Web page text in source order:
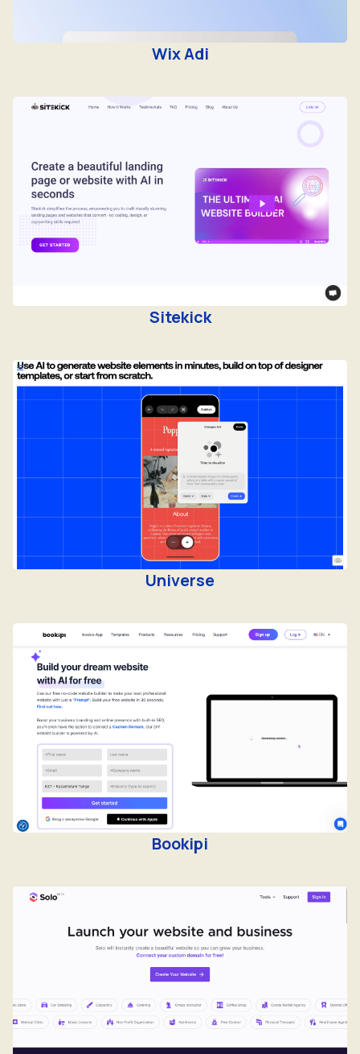
Wix Adi
Sitekick
Universe
Bookipi